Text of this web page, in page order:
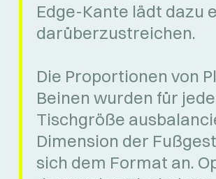
Edge-Kante lädt dazu
darüberzustreichen.
Die Proportionen von
Beinen wurden für jede
Tischgröße
Dimension der
sich dem Format an.